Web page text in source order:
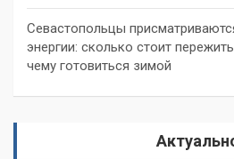
Севастопольцы
энергии: сколько стоит
чему готовиться зимой